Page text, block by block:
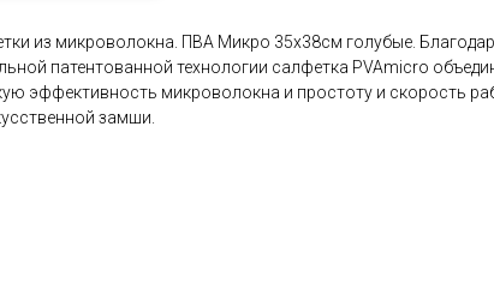
из микроволокна. ПВА Микро 35х38см голубые.
патентованной технологии салфетка PVAmicro
эффективность микроволокна и простоту и скорость
замши.